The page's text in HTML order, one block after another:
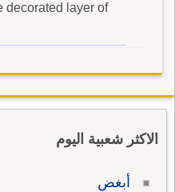
decorated layer of
الاكثر شعبية اليوم
أبغض